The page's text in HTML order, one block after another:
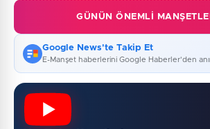
GÜNÜN ÖNEMLI
Google News'te Takip Et
E-Manşet haberlerini Google Haberler'den